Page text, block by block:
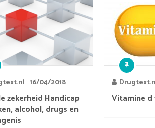
16/04/2018
zekerheid Handicap
alcohol, drugs en
Vitamine d